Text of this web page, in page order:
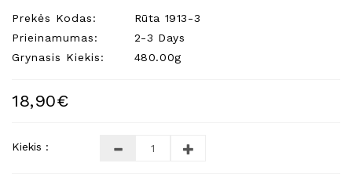
Dovanos
Prekės Kodas:
Rūta 1913-3
Prieinamumas:
2-3 Days
Grynasis Kiekis:
480.00g
18,90€
Kiekis :